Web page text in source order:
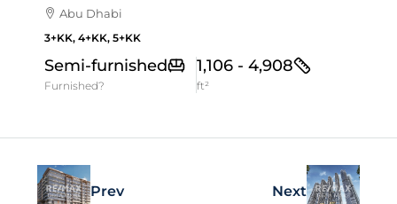
Abu Dhabi
3+KK, 4+KK, 5+KK
Semi-furnished
Furnished?
1,106 - 4,908
ft²
Prev Next